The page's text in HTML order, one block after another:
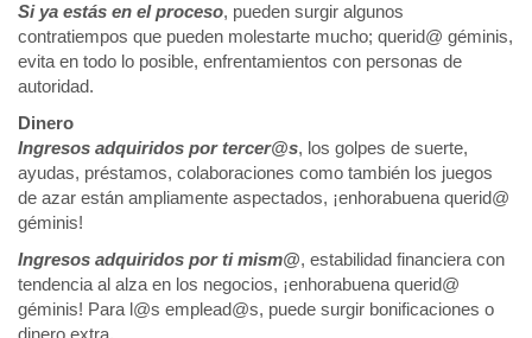
Si ya estás en el proceso, pueden surgir algunos
contratiempos que pueden molestarte mucho; querid@ géminis,
evita en todo lo posible, enfrentamientos con personas de
autoridad.
Dinero
Ingresos adquiridos por tercer@s, los golpes de suerte,
ayudas, préstamos, colaboraciones como también los juegos
de azar están ampliamente aspectados, ¡enhorabuena querid@
géminis!
Ingresos adquiridos por ti mism@, estabilidad financiera con
tendencia al alza en los negocios, ¡enhorabuena querid@
géminis! Para l@s emplead@s, puede surgir bonificaciones o